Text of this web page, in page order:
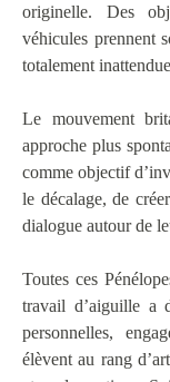
originelle. Des
véhicules prennent
totalement
Le mouvement
approche plus
comme objectif
le décalage, de
dialogue autour de
Toutes ces
travail d’aiguille a
personnelles,
élèvent au rang